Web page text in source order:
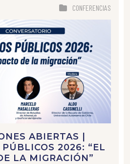
CONFERENCIAS
ABIERTAS |
PÚBLICOS 2026: “EL
LA MIGRACIÓN”